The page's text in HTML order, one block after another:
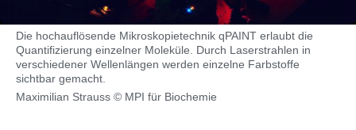
Die hochauflösende Mikroskopietechnik qPAINT erlaubt die
Quantifizierung einzelner Moleküle. Durch Laserstrahlen in
verschiedener Wellenlängen werden einzelne Farbstoffe
sichtbar gemacht.
Maximilian Strauss © MPI für Biochemie